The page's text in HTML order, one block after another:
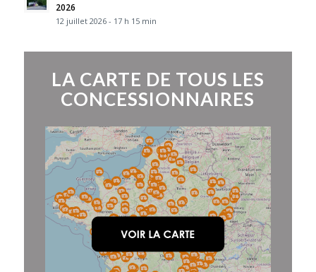
2026
12 juillet 2026 - 17 h 15 min
LA CARTE DE TOUS LES
CONCESSIONNAIRES